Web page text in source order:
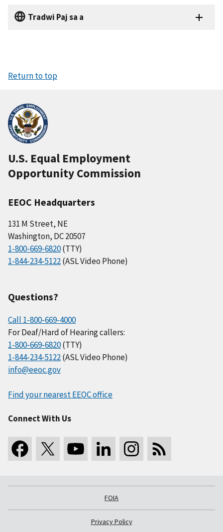
Tradwi Paj sa a
Return to top
U.S. Equal Employment
Opportunity Commission
EEOC Headquarters
131 M Street, NE
Washington, DC 20507
1-800-669-6820(TTY)
1-844-234-5122(ASL Video Phone)
Questions?
Call 1-800-669-4000
For Deaf/Hard of Hearing callers:
1-800-669-6820(TTY)
1-844-234-5122(ASL Video Phone)
info@eeoc.gov
Find your nearest EEOC office
Connect With Us
FOIA
Privacy Policy